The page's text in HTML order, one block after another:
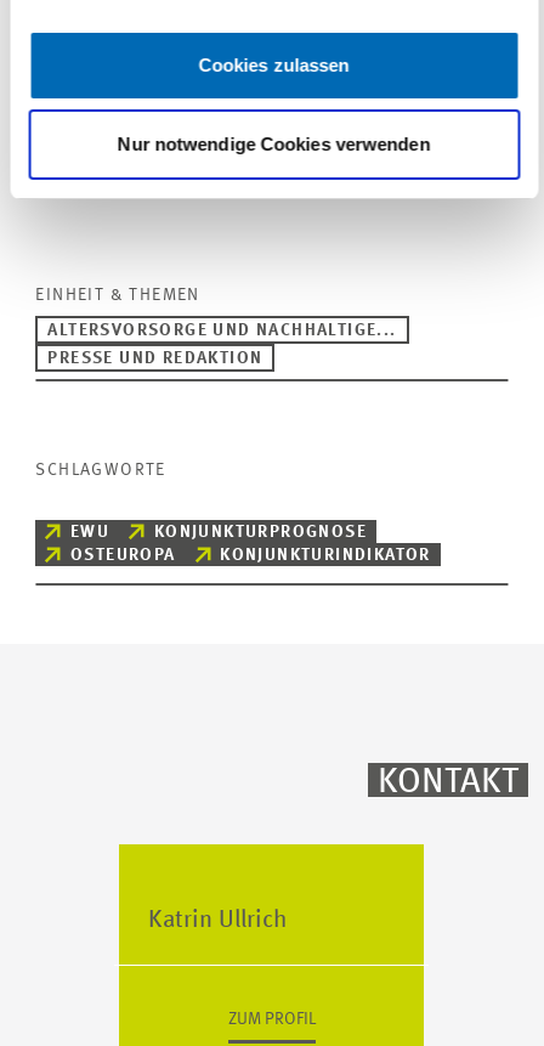
Cookies zulassen
Nur notwendige Cookies verwenden
Tabelle zu den Ergebnissen des Finanzmarkttests
EINHEIT & THEMEN
ALTERSVORSORGE UND NACHHALTIGE...
PRESSE UND REDAKTION
SCHLAGWORTE
EWU
KONJUNKTURPROGNOSE
OSTEUROPA
KONJUNKTURINDIKATOR
KONTAKT
Katrin Ullrich
ZUM PROFIL